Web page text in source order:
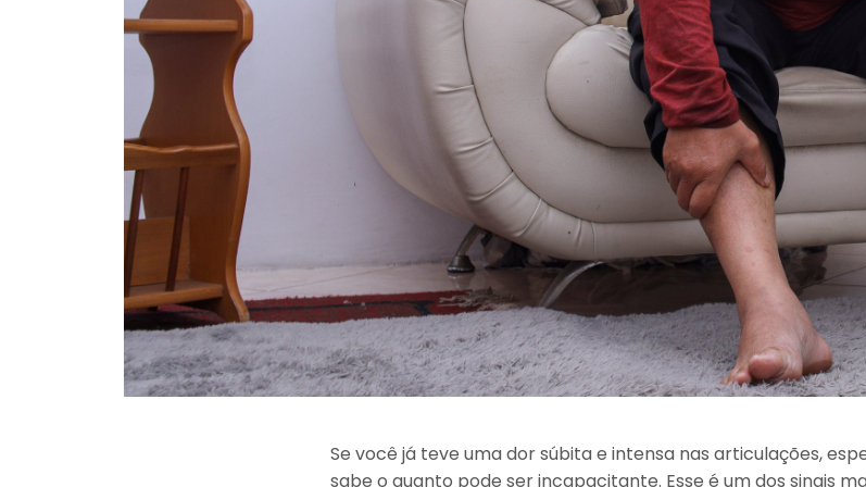
Se você já teve uma dor súbita e intensa nas articulações,
sabe o quanto pode ser incapacitante. Esse é um dos sinais